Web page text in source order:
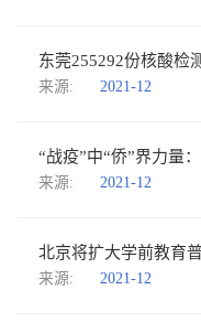
东莞255292份核酸检
来源: 2021-12
“战疫”中“侨”界力量
来源: 2021-12
北京将扩大学前教育
来源: 2021-12